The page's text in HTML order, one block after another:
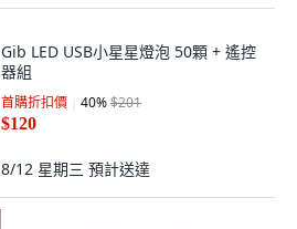
Gib LED USB小星星燈泡 50顆 + 遙控
器組
首購折扣價 40%$201
$120
8/12 星期三 預計送達